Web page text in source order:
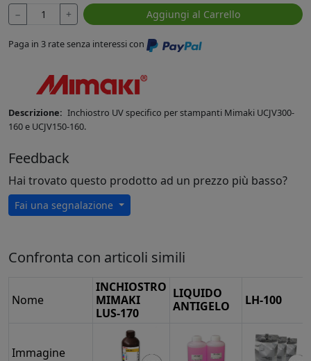
− + Aggiungi al Carrello
Paga in 3 rate senza interessi con
Descrizione: Inchiostro UV specifico per stampanti Mimaki UCJV300-
160 e UCJV150-160.
Feedback
Hai trovato questo prodotto ad un prezzo più basso?
Fai una segnalazione
Confronta con articoli simili
Nome
INCHIOSTRO
MIMAKI
LUS-170
LIQUIDO
ANTIGELO
LH-100
Immagine